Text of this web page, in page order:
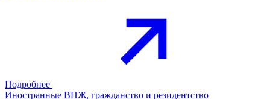
Подробнее
Иностранные ВНЖ, гражданство и резидентство